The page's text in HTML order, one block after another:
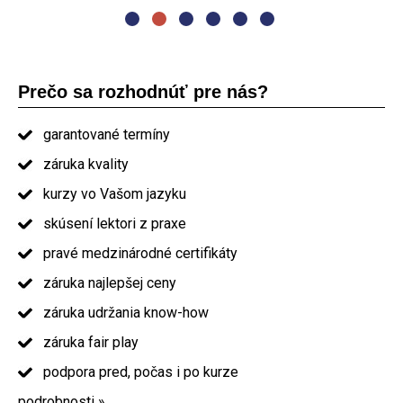
Prečo sa rozhodnúť pre nás?
garantované termíny
záruka kvality
kurzy vo Vašom jazyku
skúsení lektori z praxe
pravé medzinárodné certifikáty
záruka najlepšej ceny
záruka udržania know-how
záruka fair play
podpora pred, počas i po kurze